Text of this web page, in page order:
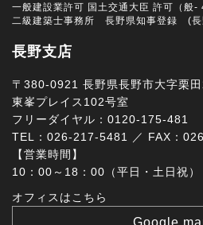
一般建設業許可 国土交通大臣 許可（般
二級建築士事務所 長野県知事登録 (
長野支店
〒380-0921 長野県長野市大字栗
東峯プレイス102号室
フリーダイヤル：0120-175-481
TEL：026-217-5481 ／ FAX：
【営業時間】
10：00～18：00（平日・土日祝）
オフィスはこちら
Google